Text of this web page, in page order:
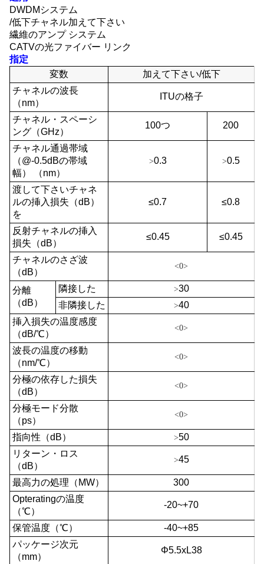
DWDMシステム
/低下チャネル加えて下さい
繊維のアンプ システム
CATVの光ファイバー リンク
指定
変数
加えて下さい/低下
チャネルの波長
（nm）
ITUの格子
チャネル・スペーシ
ング（GHz）
100つ 200
チャネル通過帯域
（@-0.5dBの帯域
幅） （nm）
>0.3 >0.5
渡して下さいチャネ
ルの挿入損失（dB）
を
≤0.7 ≤0.8
反射チャネルの挿入
損失（dB）
≤0.45 ≤0.45
チャネルのさざ波
（dB）
<0>
分離
（dB）
隣接した >30
非隣接した
>40
挿入損失の温度感度
（dB/℃）
<0>
波長の温度の移動
（nm/℃）
<0>
分極の依存した損失
（dB）
<0>
分極モード分散
（ps）
<0>
指向性（dB） >50
リターン・ロス
（dB）
>45
最高力の処理（MW）
300
Opteratingの温度
（℃）
-20~+70
保管温度（℃）
-40~+85
パッケージ次元
（mm）
Φ5.5xL38